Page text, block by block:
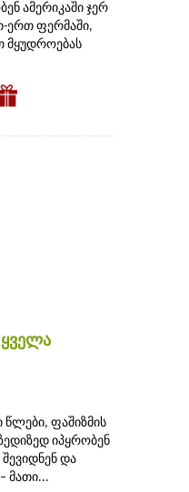
ამერიკაში ჯერ
ერთ ფერმაში,
მყუდროებას
წლები, ფაშიზმის
იპყრობენ
შევიდნენ და
მათი...